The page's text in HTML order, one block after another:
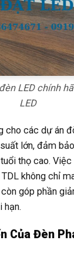
LED chính
LED
cho các dự án
lớn, đảm
thọ cao.
không chỉ
góp phần
hạn.
Của Đèn